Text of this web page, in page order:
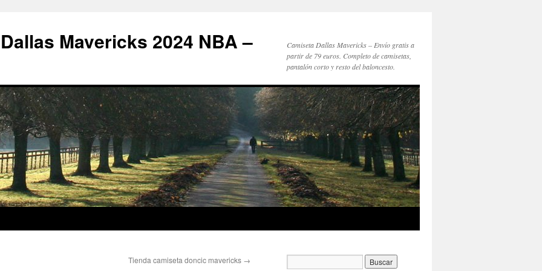
Mavericks 2024 NBA –
Camiseta Dallas Mavericks – Envío gratis a
partir de 79 euros. Completo de camisetas,
pantalón corto y resto del baloncesto.
Tienda camiseta doncic mavericks →